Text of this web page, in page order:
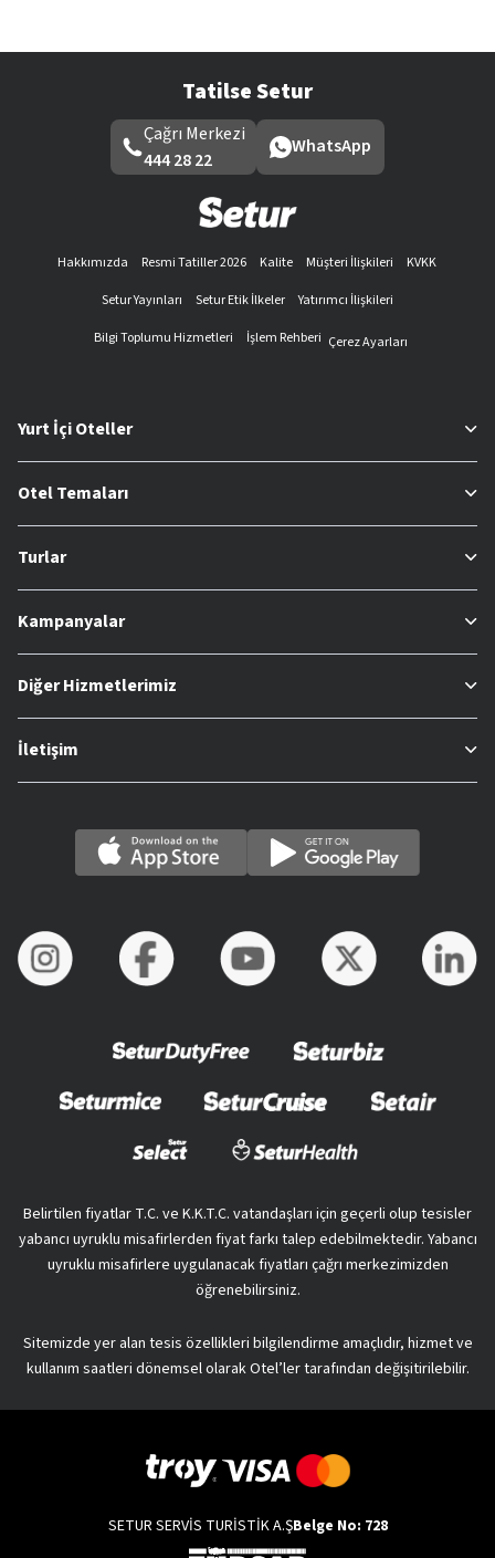
Tatilse Setur
Çağrı Merkezi
444 28 22
WhatsApp
Hakkımızda Resmi Tatiller 2026 Kalite Müşteri İlişkileri
KVKK
Setur Yayınları
Setur Etik İlkeler
Yatırımcı İlişkileri
Bilgi Toplumu Hizmetleri
İşlem Rehberi Çerez Ayarları
Yurt İçi Oteller
Otel Temaları
Turlar
Kampanyalar
Diğer Hizmetlerimiz
İletişim
Belirtilen fiyatlar T.C. ve K.K.T.C. vatandaşları için geçerli olup tesisler
yabancı uyruklu misafirlerden fiyat farkı talep edebilmektedir. Yabancı
uyruklu misafirlere uygulanacak fiyatları çağrı merkezimizden
öğrenebilirsiniz.
Sitemizde yer alan tesis özellikleri bilgilendirme amaçlıdır, hizmet ve
kullanım saatleri dönemsel olarak Otel’ler tarafından değişitirilebilir.
SETUR SERVİS TURİSTİK A.ŞBelge No: 728